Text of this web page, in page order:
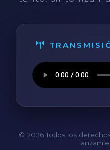
© 2026 Todos los